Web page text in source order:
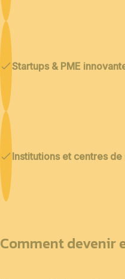
Startups & PME
Institutions et centres
Comment devenir